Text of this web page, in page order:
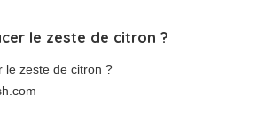
le zeste de citron ?